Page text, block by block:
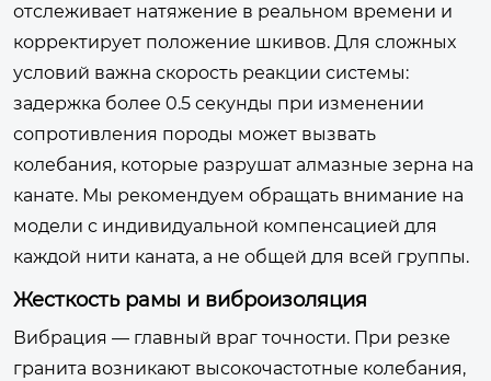
отслеживает натяжение в реальном времени и
корректирует положение шкивов. Для сложных
условий важна скорость реакции системы:
задержка более 0.5 секунды при изменении
сопротивления породы может вызвать
колебания, которые разрушат алмазные зерна на
канате. Мы рекомендуем обращать внимание на
модели с индивидуальной компенсацией для
каждой нити каната, а не общей для всей группы.
Жесткость рамы и виброизоляция
Вибрация — главный враг точности. При резке
гранита возникают высокочастотные колебания,